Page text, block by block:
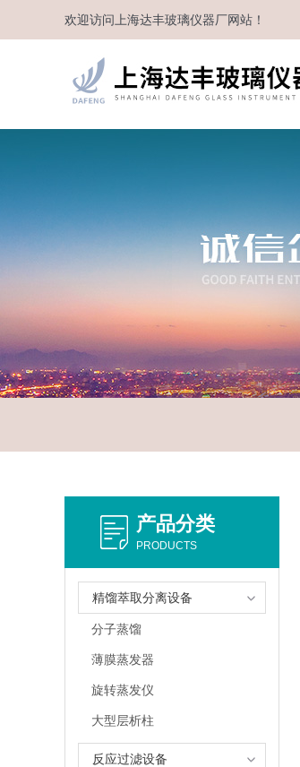
欢迎访问 上海达丰玻璃仪器厂网站！
产品分类
PRODUCTS
精馏萃取分离设备
分子蒸馏
薄膜蒸发器
旋转蒸发仪
大型层析柱
反应过滤设备